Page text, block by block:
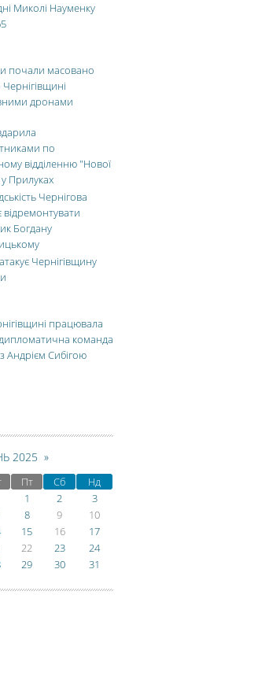
Миколі Науменку
почали масовано
дронами
по
відділенню "Нової
Прилуках
Чернігова
відремонтувати
Богдану
Чернігівщину
працювала
команда
Андрієм Сибігою
2025 »
Пт Сб
Нд
1
2
3
8 9
10
15 16
17
22 23
24
29 30 31